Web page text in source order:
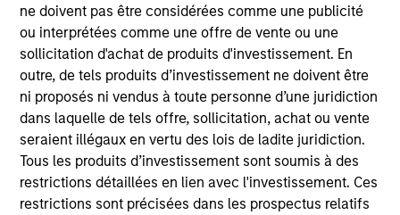
ne doivent pas être considérées comme une publicité
ou interprétées comme une offre de vente ou une
sollicitation d'achat de produits d'investissement. En
outre, de tels produits d’investissement ne doivent être
ni proposés ni vendus à toute personne d’une juridiction
dans laquelle de tels offre, sollicitation, achat ou vente
seraient illégaux en vertu des lois de ladite juridiction.
Tous les produits d’investissement sont soumis à des
restrictions détaillées en lien avec l'investissement. Ces
restrictions sont précisées dans les prospectus relatifs
ARTICLE
Private Real Estate Credit: A Flight to
Quality in Today's Risk Environment
Discover how higher energy costs, inflation
risk, and geopolitical volatility are reshaping